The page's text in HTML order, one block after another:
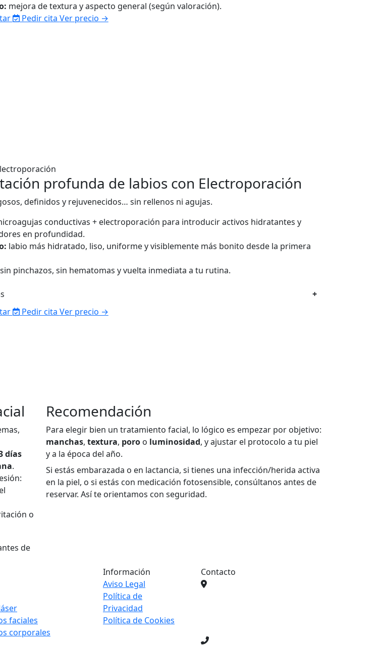
mejora de textura y aspecto general (según valoración).
Pedir cita Ver precio →
profunda de labios con Electroporación
definidos y rejuvenecidos… sin rellenos ni agujas.
conductivas + electroporación para introducir activos hidratantes y
en profundidad.
labio más hidratado, liso, uniforme y visiblemente más bonito desde la primera
sin pinchazos, sin hematomas y vuelta inmediata a tu rutina.
+
Pedir cita Ver precio →
días
.
o
de
Recomendación
Para elegir bien un tratamiento facial, lo lógico es empezar por objetivo:
manchas, textura, poro o luminosidad, y ajustar el protocolo a tu piel
y a la época del año.
Si estás embarazada o en lactancia, si tienes una infección/herida activa
en la piel, o si estás con medicación fotosensible, consúltanos antes de
reservar. Así te orientamos con seguridad.
faciales
corporales
Información
Aviso Legal
Política de
Privacidad
Política de Cookies
Contacto